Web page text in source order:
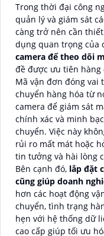
Trong thời đại công
quản lý và giám sát
càng trở nên cần
dụng quan trọng của
camera để theo dõi
đề được ưu tiên hàng
Mã vận đơn đóng
chuyển hàng hóa từ
camera để giám sát
chính xác và minh
chuyển. Việc này
rủi ro mất mát hoặc
tin tưởng và hài lòng
Bên cạnh đó, lắp đặt
cũng giúp doanh
hơn các hoạt động
chuyển, tình trạng
hẹn với hệ thống dữ
cao cấp giúp tối ưu